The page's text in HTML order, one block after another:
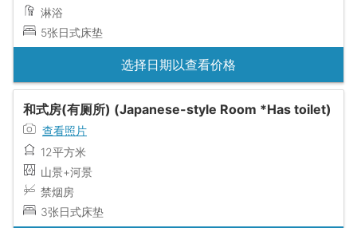
淋浴
5张日式床垫
选择日期以查看价格
和式房(有厕所) (Japanese-style Room *Has toilet)
查看照片
12平方米
山景+河景
禁烟房
3张日式床垫